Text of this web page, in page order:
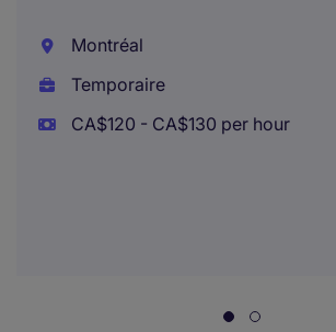
Montréal
Temporaire
CA$120 - CA$130 per hour